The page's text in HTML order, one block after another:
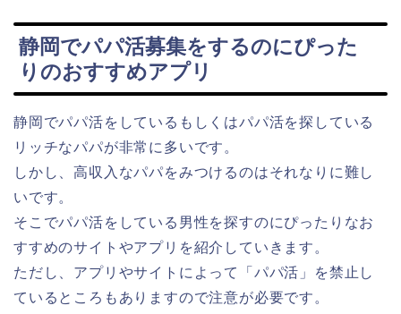
静岡でパパ活募集をするのにぴった
りのおすすめアプリ
静岡でパパ活をしているもしくはパパ活を探している
リッチなパパが非常に多いです。
しかし、高収入なパパをみつけるのはそれなりに難し
いです。
そこでパパ活をしている男性を探すのにぴったりなお
すすめのサイトやアプリを紹介していきます。
ただし、アプリやサイトによって「パパ活」を禁止し
ているところもありますので注意が必要です。